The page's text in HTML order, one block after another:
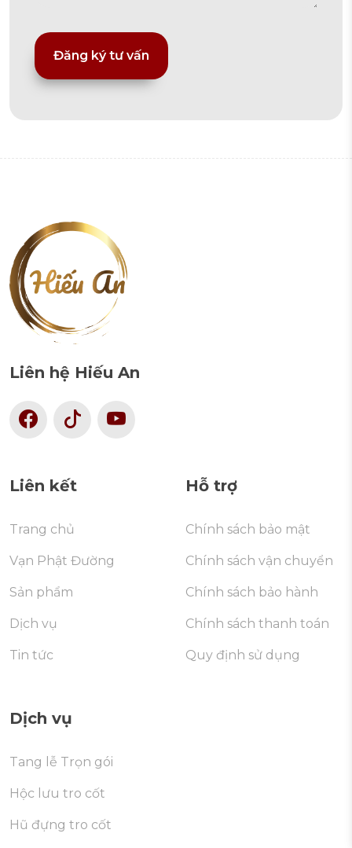
Liên hệ Hiếu An
Liên kết
Trang chủ
Vạn Phật Đường
Sản phẩm
Dịch vụ
Tin tức
Hỗ trợ
Chính sách bảo mật
Chính sách vận chuyển
Chính sách bảo hành
Chính sách thanh toán
Quy định sử dụng
Dịch vụ
Tang lễ Trọn gói
Hộc lưu tro cốt
Hũ đựng tro cốt